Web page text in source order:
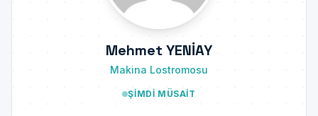
Mehmet YENİAY
Makina Lostromosu
ŞIMDI MÜSAIT